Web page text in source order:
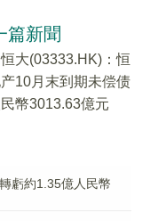
篇新聞
大(03333.HK)：恒
10月末到期未偿债
幣3013.63億元
虧約1.35億人民幣